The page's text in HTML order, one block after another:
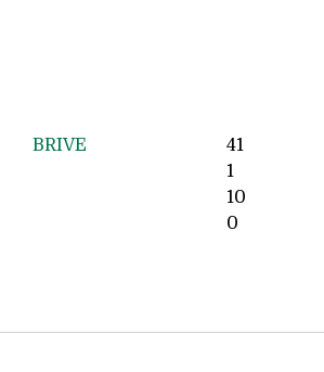
BRIVE
41
1
10
0